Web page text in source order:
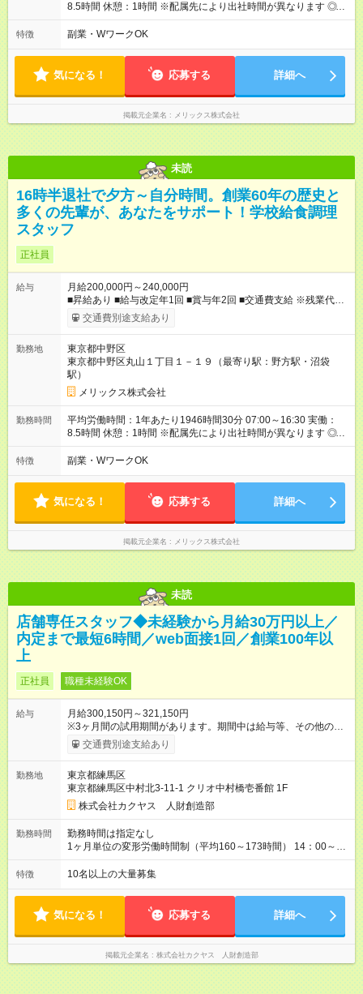
8.5時間 休憩：1時間 ※配属先により出社時間が異なります ◎基
本は定時退社となります！夜遅くまでの残業はありません。 残
業が少なく、プライベート時間も充実出来ます。 オンオフがつ
す。 平均労働時間：1年あたり1946時間30分 07:00～16:30 実
働：8.5時間 休憩：1時間 ※配属先により出社時間が異なります
◎基本は定時退社となります！夜遅くまでの残業はありません。
残業が少なく、プライベート時間も充実出来ます。 オンオフが
つきやすく自分時間を楽しめ、家族時間も大切にできる環境で
す。
特徴 副業・WワークOK
気になる！ 応募する 詳細へ
掲載元企業名 メリックス株式会社
未読
16時半退社で夕方～自分時間。創業60年の歴史と
多くの先輩が、あなたをサポート！学校給食調理
スタッフ
正社員
給与
月給200,000円～240,000円
■昇給あり ■給与改定年1回 ■賞与年2回 ■交通費支給 ※残業代は
別途支給 ※試用期間3カ月あり/試用期間中の待遇に変更はござい
ません。 【試用期間】試用期間あり 試用期間の長さ：3ヶ月 雇
交通費別途支給あり
勤務地
東京都中野区
東京都中野区丸山１丁目１－１９（最寄り駅：野方駅・沼袋
駅）
メリックス株式会社
勤務時間
平均労働時間：1年あたり1946時間30分 07:00～16:30 実働：
8.5時間 休憩：1時間 ※配属先により出社時間が異なります ◎基
本は定時退社となります！夜遅くまでの残業はありません。 残
業が少なく、プライベート時間も充実出来ます。 オンオフがつ
す。 平均労働時間：1年あたり1946時間30分 07:00～16:30 実
働：8.5時間 休憩：1時間 ※配属先により出社時間が異なります
◎基本は定時退社となります！夜遅くまでの残業はありません。
残業が少なく、プライベート時間も充実出来ます。 オンオフが
つきやすく自分時間を楽しめ、家族時間も大切にできる環境で
す。
特徴 副業・WワークOK
気になる！ 応募する 詳細へ
掲載元企業名 メリックス株式会社
未読
店舗専任スタッフ◆未経験から月給30万円以上／
内定まで最短6時間／web面接1回／創業100年以
上
正社員 職種未経験OK
給与
月給300,150円～321,150円
※3ヶ月間の試用期間があります。期間中は給与等、その他の待
遇に違いはありません。 ※給与には月30時間分の固定残業代
（48，700円～58，200円）を含んでいます。超過分には別途、
定致します。 【試用期間】試用期間あり 試用期間の長さ：3ヶ
月 雇用形態、給与は本採用時と同じです。
交通費別途支給あり
勤務地
東京都練馬区
東京都練馬区中村北3-11-1 クリオ中村橋壱番館 1F
株式会社カクヤス 人財創造部
勤務時間
勤務時間は指定なし
1ヶ月単位の変形労働時間制（平均160～173時間） 14：00～
2：00の間のシフト制 ※営業時間・勤務開始時間は拠点により異
なる。
特徴 10名以上の大量募集
気になる！ 応募する 詳細へ
掲載元企業名 株式会社カクヤス 人財創造部